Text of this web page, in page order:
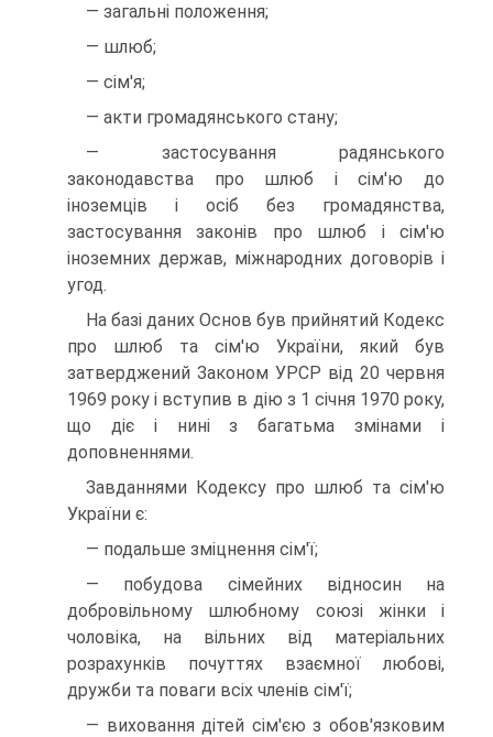
— загальні положення;
— шлюб;
— сім'я;
— акти громадянського стану;
— застосування радянського
законодавства про шлюб і сім'ю до
іноземців і осіб без громадянства,
застосування законів про шлюб і сім'ю
іноземних держав, міжнародних договорів і
угод.
На базі даних Основ був прийнятий Кодекс
про шлюб та сім'ю України, який був
затверджений Законом УРСР від 20 червня
1969 року і вступив в дію з 1 січня 1970 року,
що діє і нині з багатьма змінами і
доповненнями.
Завданнями Кодексу про шлюб та сім'ю
України є:
— подальше зміцнення сім'ї;
— побудова сімейних відносин на
добровільному шлюбному союзі жінки і
чоловіка, на вільних від матеріальних
розрахунків почуттях взаємної любові,
дружби та поваги всіх членів сім'ї;
— виховання дітей сім'єю з обов'язковим